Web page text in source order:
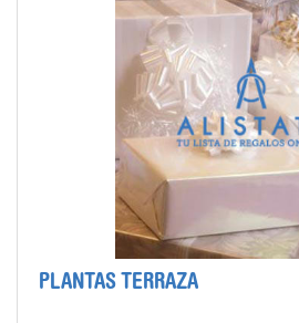
PLANTAS TERRAZA